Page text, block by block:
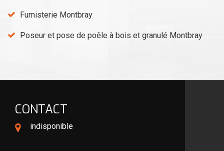
Fumisterie Montbray
Poseur et pose de poêle à bois et granulé Montbray
CONTACT
indisponible